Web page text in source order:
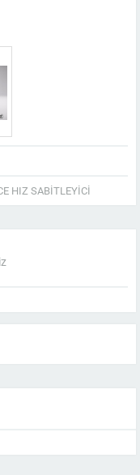
HIZ SABITLEYICI